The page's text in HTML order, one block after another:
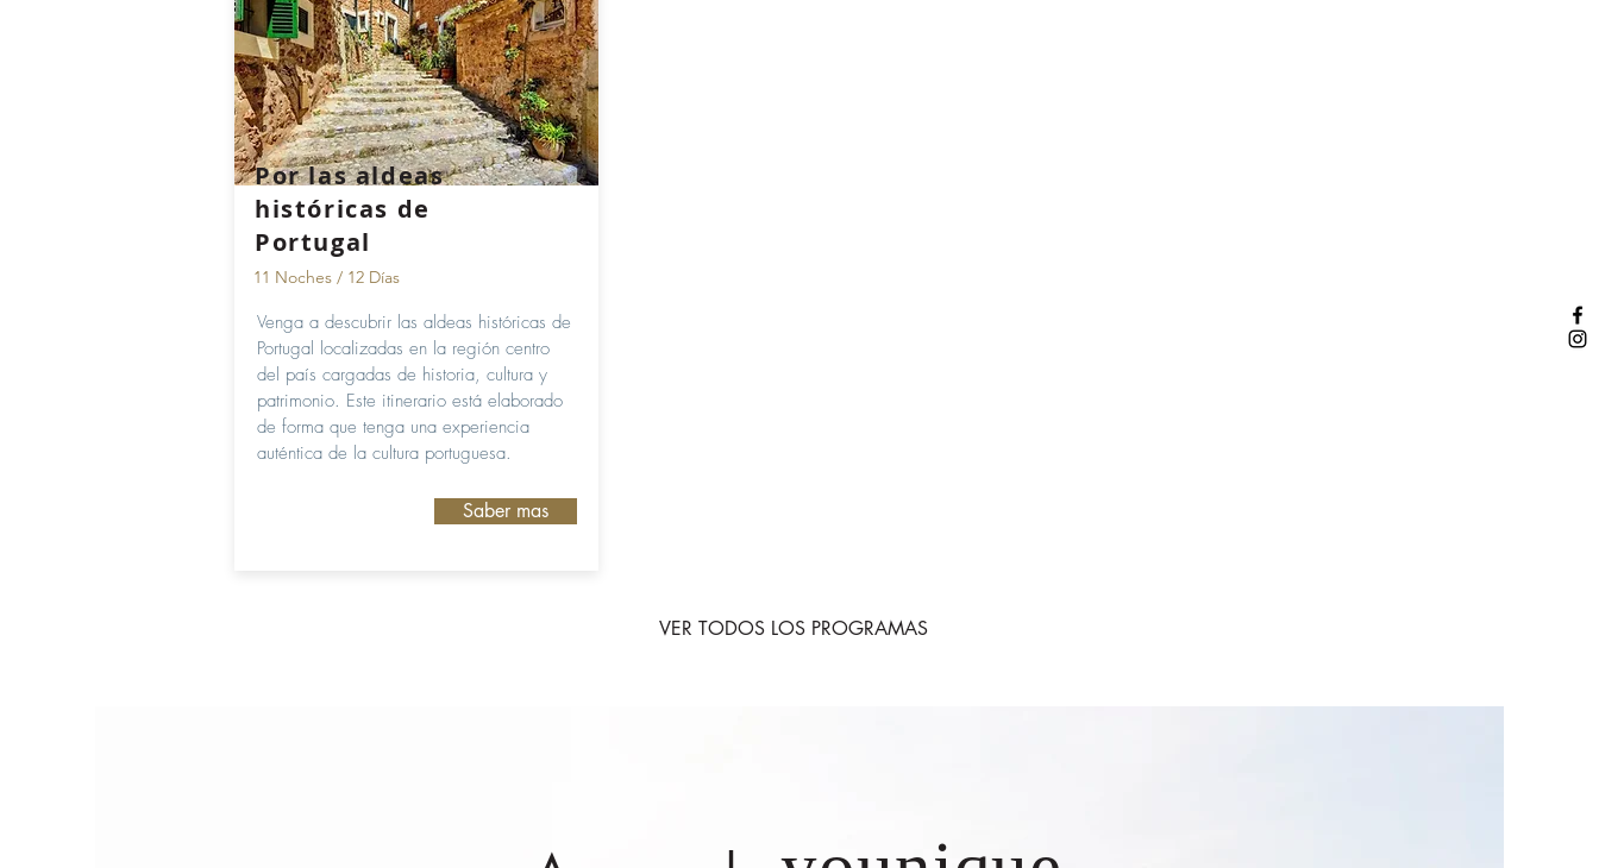
Por las aldeas
históricas de
Portugal
11 Noches / 12 Días
Venga a descubrir las aldeas históricas de
Portugal localizadas en la región centro
del país cargadas de historia, cultura y
patrimonio. Este itinerario está elaborado
de forma que tenga una experiencia
auténtica de la cultura portuguesa.
Saber mas
VER TODOS LOS PROGRAMAS